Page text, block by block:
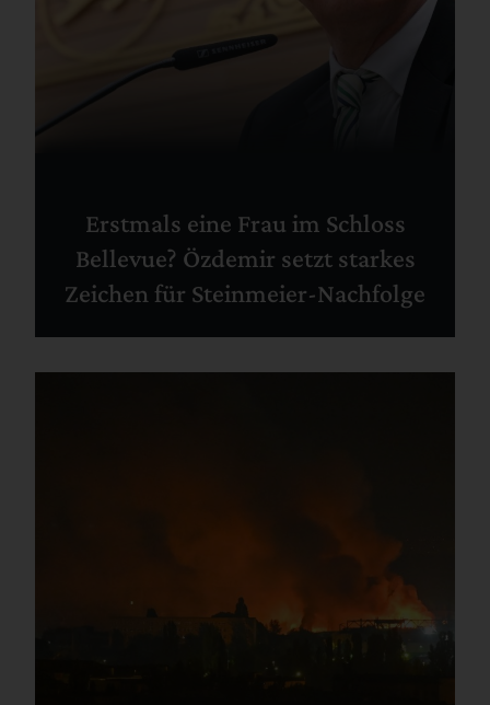
Erstmals eine Frau im Schloss
Bellevue? Özdemir setzt starkes
Zeichen für Steinmeier-Nachfolge